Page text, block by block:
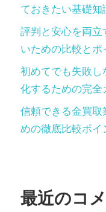
ておきたい基礎知
評判と安心を両
いための比較と
初めてでも失敗
化するための完全
信頼できる金買
めの徹底比較ポイ
最近のコ